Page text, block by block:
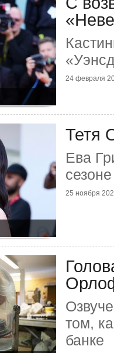
24 февраля
Тетя
Ева
25 ноября
том,
банке